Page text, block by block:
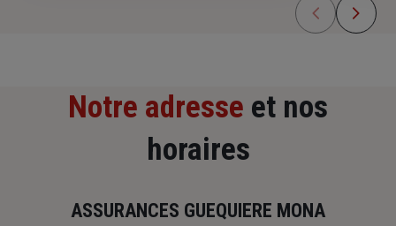
Notre adresse et nos
horaires
ASSURANCES GUEQUIERE MONA